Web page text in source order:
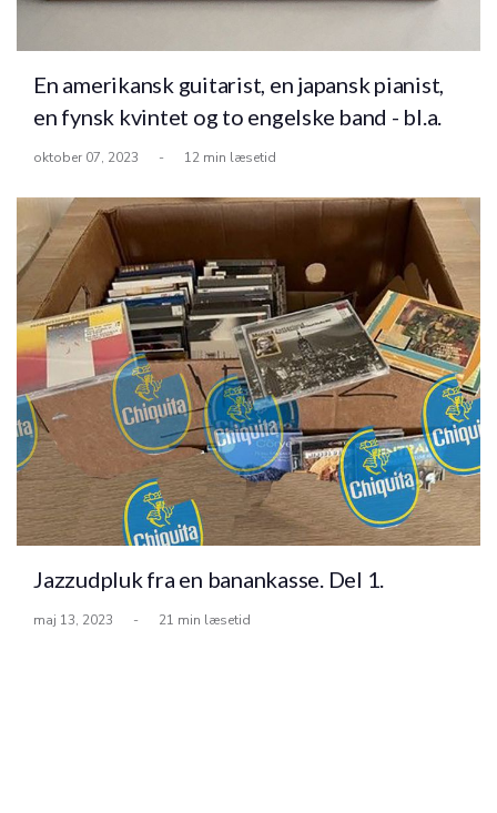
En amerikansk guitarist, en japansk pianist,
en fynsk kvintet og to engelske band - bl.a.
oktober 07, 2023 - 12 min læsetid
Jazzudpluk fra en banankasse. Del 1.
maj 13, 2023 - 21 min læsetid